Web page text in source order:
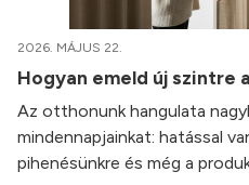
2026. MÁJUS 22.
Hogyan emeld új szintre
Az otthonunk hangulata
mindennapjainkat: hatással
pihenésünkre és még a